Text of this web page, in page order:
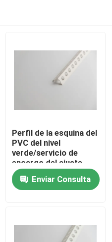
Perfil de la esquina del
PVC del nivel
verde/servicio de
encargo del ajuste
plástico del ángulo
aceptableEnviar Consulta